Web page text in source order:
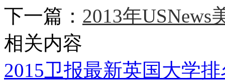
下一篇： 2013年
相关内容
2015卫报最新英国大学